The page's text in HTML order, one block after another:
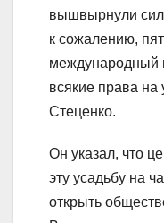
вышвырнули
к сожалению,
международный
всякие права на
Стеценко.
Он указал, что
эту усадьбу на
открыть